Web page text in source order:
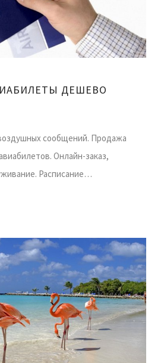
ДЕШЕВО
сообщений. Продажа
Онлайн-заказ,
Расписание…